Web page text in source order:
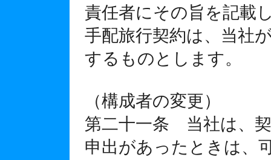
責任者にその旨を記載
手配旅行契約は、当社
するものとします。
（構成者の変更）
第二十一条 当社は、
申出があったときは、